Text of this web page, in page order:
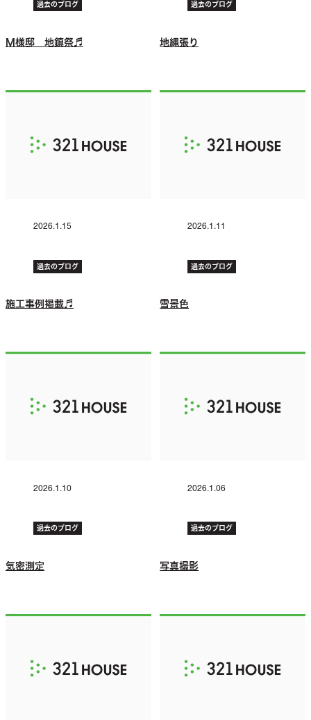
過去のブログ
M様邸 地鎮祭♬
過去のブログ
地縄張り
2026.1.15
過去のブログ
施工事例掲載♬
2026.1.11
過去のブログ
雪景色
2026.1.10
過去のブログ
気密測定
2026.1.06
過去のブログ
写真撮影